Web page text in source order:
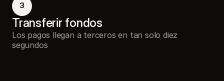
3
Transferir fondos
Los pagos llegan a terceros en tan solo diez
segundos